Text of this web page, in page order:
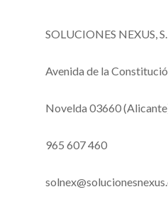
SOLUCIONES NEXUS,
Avenida de la
Novelda 03660
965 607 460